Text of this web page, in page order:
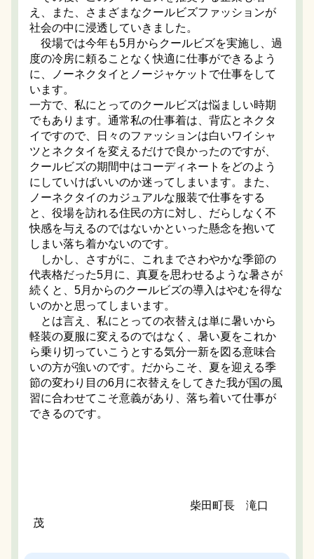
え、また、さまざまなクールビズファッションが
社会の中に浸透していきました。
役場では今年も5月からクールビズを実施し、過
度の冷房に頼ることなく快適に仕事ができるよう
に、ノーネクタイとノージャケットで仕事をして
います。
一方で、私にとってのクールビズは悩ましい時期
でもあります。通常私の仕事着は、背広とネクタ
イですので、日々のファッションは白いワイシャ
ツとネクタイを変えるだけで良かったのですが、
クールビズの期間中はコーディネートをどのよう
にしていけばいいのか迷ってしまいます。また、
ノーネクタイのカジュアルな服装で仕事をする
と、役場を訪れる住民の方に対し、だらしなく不
快感を与えるのではないかといった懸念を抱いて
しまい落ち着かないのです。
しかし、さすがに、これまでさわやかな季節の
代表格だった5月に、真夏を思わせるような暑さが
続くと、5月からのクールビズの導入はやむを得な
いのかと思ってしまいます。
とは言え、私にとっての衣替えは単に暑いから
軽装の夏服に変えるのではなく、暑い夏をこれか
ら乗り切っていこうとする気分一新を図る意味合
いの方が強いのです。だからこそ、夏を迎える季
節の変わり目の6月に衣替えをしてきた我が国の風
習に合わせてこそ意義があり、落ち着いて仕事が
できるのです。
柴田町長 滝口
茂